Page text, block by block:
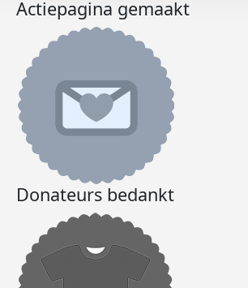
Actiepagina gemaakt
Donateurs bedankt